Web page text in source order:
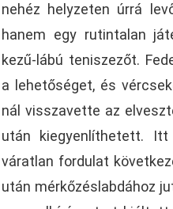
nehéz helyzeten úrrá
hanem egy rutintalan
kezű-lábú teniszezőt.
a lehetőséget, és
nál visszavette az
után kiegyenlíthetett.
váratlan fordulat
után mérkőzéslabdához